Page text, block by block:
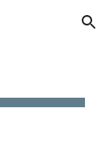
Skip to navigation